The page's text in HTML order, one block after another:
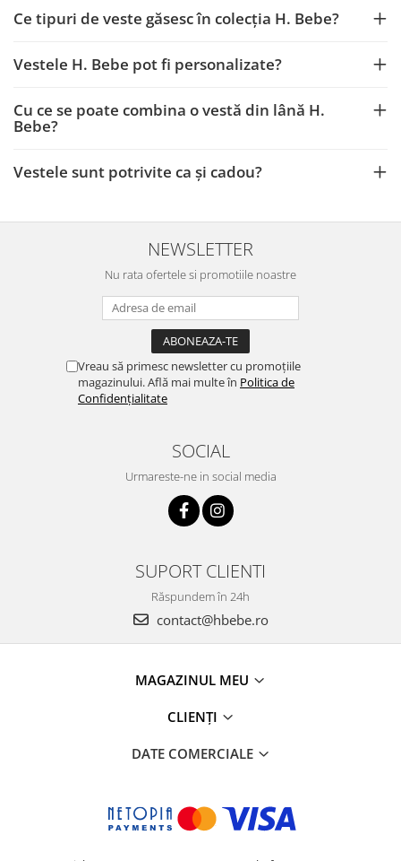
Ce tipuri de veste găsesc în colecția H. Bebe?
Vestele H. Bebe pot fi personalizate?
Cu ce se poate combina o vestă din lână H.
Bebe?
Vestele sunt potrivite ca și cadou?
NEWSLETTER
Nu rata ofertele si promotiile noastre
Vreau să primesc newsletter cu promoțiile
magazinului. Află mai multe în Politica de
Confidențialitate
SOCIAL
Urmareste-ne in social media
SUPORT CLIENTI
Răspundem în 24h
contact@hbebe.ro
MAGAZINUL MEU
CLIENȚI
DATE COMERCIALE